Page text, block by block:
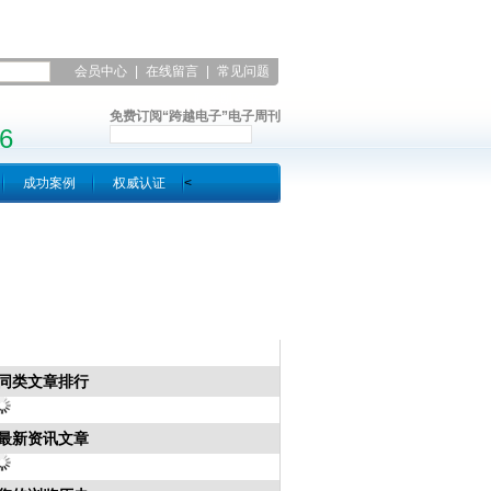
会员中心 在线留言 常见问题
免费订阅“跨越电子”电子周刊
<
成功案例 权威认证
同类文章排行
新资讯文章